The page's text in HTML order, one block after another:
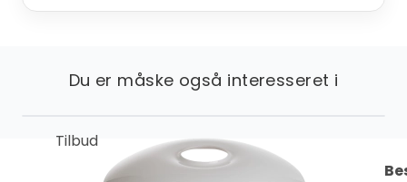
Du er måske også interesseret i
Tilbud